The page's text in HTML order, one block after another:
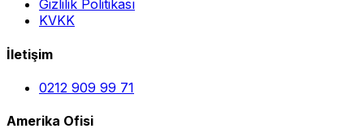
Gizlilik Politikası
KVKK
İletişim
0212 909 99 71
Amerika Ofisi